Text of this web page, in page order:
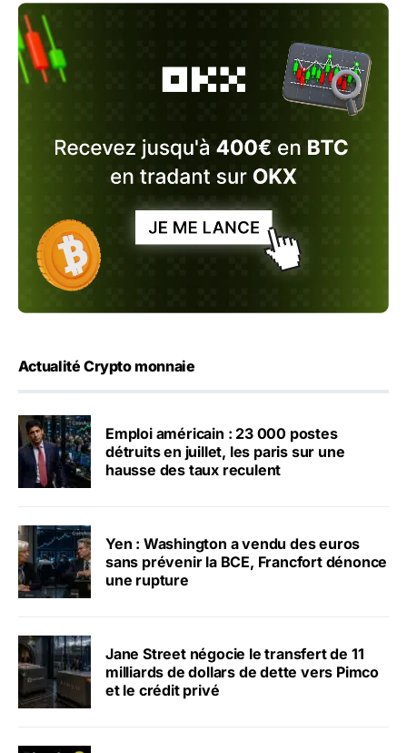
Actualité Crypto monnaie
Emploi américain : 23 000 postes
détruits en juillet, les paris sur une
hausse des taux reculent
Yen : Washington a vendu des euros
sans prévenir la BCE, Francfort dénonce
une rupture
Jane Street négocie le transfert de 11
milliards de dollars de dette vers Pimco
et le crédit privé